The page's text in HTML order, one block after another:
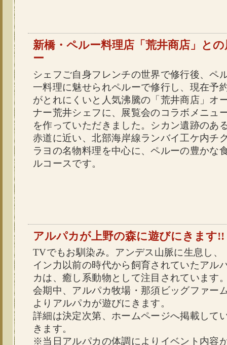
新橋・ペルー料理店「荒井商店」と
ー
シェフご自身フレンチの世界で修行後、ペ
一料理に魅せられペルーで修行し、現在予
がとれにくいと人気沸騰の「荒井商店」オ
ナー荒井シェフに、展覧会のコラボメニュ
を作っていただきました。シカン遺跡のあ
赤道に近い、北部海岸線ランバイ工ケ内チ
ラヨの名物料理を中心に、ペルーの豊かな
ルコースです。
アルパカが上野の森に遊びにきます!!
TVでもお馴染み。アンデス山脈に生息し、
イン力以前の時代から飼育されていたアル
カは、癒し系動物として注目されています
会期中、アルパカ牧場・那須ビッグファー
よりアルパカが遊びにきます。
詳細は決定次第、ホームページへ掲載して
きます。
※当日アルパカの体調によりイベント内容